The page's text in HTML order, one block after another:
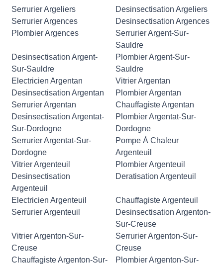
Serrurier Argeliers
Desinsectisation Argeliers
Serrurier Argences
Desinsectisation Argences
Plombier Argences
Serrurier Argent-Sur-
Sauldre
Desinsectisation Argent-
Sur-Sauldre
Plombier Argent-Sur-
Sauldre
Electricien Argentan
Vitrier Argentan
Desinsectisation Argentan
Plombier Argentan
Serrurier Argentan
Chauffagiste Argentan
Desinsectisation Argentat-
Sur-Dordogne
Plombier Argentat-Sur-
Dordogne
Serrurier Argentat-Sur-
Dordogne
Pompe À Chaleur
Argenteuil
Vitrier Argenteuil
Plombier Argenteuil
Desinsectisation
Argenteuil
Deratisation Argenteuil
Electricien Argenteuil
Chauffagiste Argenteuil
Serrurier Argenteuil
Desinsectisation Argenton-
Sur-Creuse
Vitrier Argenton-Sur-
Creuse
Serrurier Argenton-Sur-
Creuse
Chauffagiste Argenton-Sur-
Plombier Argenton-Sur-